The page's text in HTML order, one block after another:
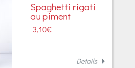
Spaghetti rigati
au piment
3,10€
Detailsarrow_right